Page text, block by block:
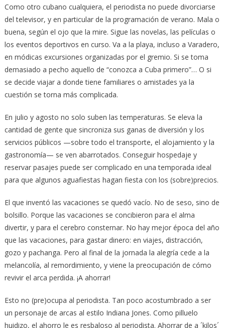
Como otro cubano cualquiera, el periodista no puede divorciarse
del televisor, y en particular de la programación de verano. Mala o
buena, según el ojo que la mire. Sigue las novelas, las películas o
los eventos deportivos en curso. Va a la playa, incluso a Varadero,
en módicas excursiones organizadas por el gremio. Si se toma
demasiado a pecho aquello de “conozca a Cuba primero”… O si
se decide viajar a donde tiene familiares o amistades ya la
cuestión se torna más complicada.
En julio y agosto no solo suben las temperaturas. Se eleva la
cantidad de gente que sincroniza sus ganas de diversión y los
servicios públicos —sobre todo el transporte, el alojamiento y la
gastronomía— se ven abarrotados. Conseguir hospedaje y
reservar pasajes puede ser complicado en una temporada ideal
para que algunos aguafiestas hagan fiesta con los (sobre)precios.
El que inventó las vacaciones se quedó vacío. No de seso, sino de
bolsillo. Porque las vacaciones se concibieron para el alma
divertir, y para el cerebro consternar. No hay mejor época del año
que las vacaciones, para gastar dinero: en viajes, distracción,
gozo y pachanga. Pero al final de la jornada la alegría cede a la
melancolía, al remordimiento, y viene la preocupación de cómo
revivir el arca perdida. ¡A ahorrar!
Esto no (pre)ocupa al periodista. Tan poco acostumbrado a ser
un personaje de arcas al estilo Indiana Jones. Como pilluelo
huidizo, el ahorro le es resbaloso al periodista. Ahorrar de a ´kilos´